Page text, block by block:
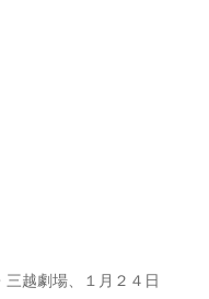
越劇場、１月２４日